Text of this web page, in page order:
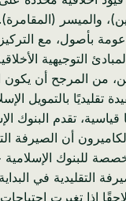
والميسر (المقامرة).
التوجيهية
من المرجح أن
بالتمويل
قياسية، تقدم
للبنوك
التقليدية في
إذا تغيرت